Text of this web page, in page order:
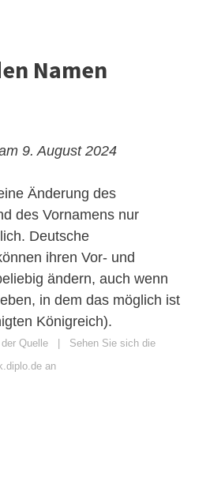
Namen
9. August 2024
Änderung des
des Vornamens nur
Deutsche
ihren Vor- und
ändern, auch wenn
in dem das möglich ist
Königreich).
Quelle
Sehen Sie sich die
an